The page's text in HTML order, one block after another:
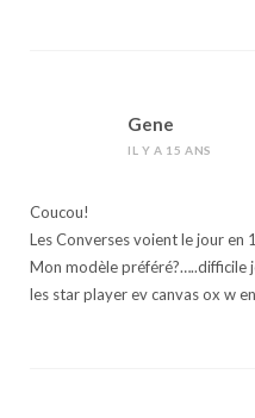
Gene
IL Y A 15 ANS
Coucou!
Les Converses voient le jour en
Mon modèle préféré?…..difficile
les star player ev canvas ox w